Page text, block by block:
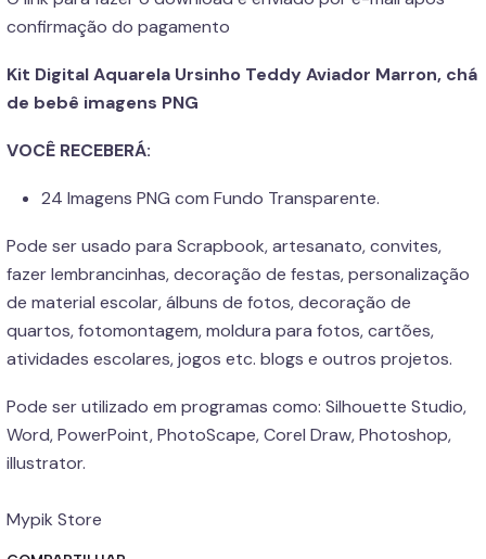
confirmação do pagamento
Kit Digital Aquarela Ursinho Teddy Aviador Marron, chá
de bebê imagens PNG
VOCÊ RECEBERÁ:
24 Imagens PNG com Fundo Transparente.
Pode ser usado para Scrapbook, artesanato, convites,
fazer lembrancinhas, decoração de festas, personalização
de material escolar, álbuns de fotos, decoração de
quartos, fotomontagem, moldura para fotos, cartões,
atividades escolares, jogos etc. blogs e outros projetos.
Pode ser utilizado em programas como: Silhouette Studio,
Word, PowerPoint, PhotoScape, Corel Draw, Photoshop,
illustrator.
Mypik Store